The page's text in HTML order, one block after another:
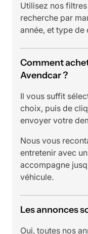
Utilisez nos
recherche par
année, et type de
Comment
Avendcar ?
Il vous suffit
choix, puis de
envoyer votre
Nous vous
entretenir avec
accompagne
véhicule.
Les annonces
Oui, toutes nos